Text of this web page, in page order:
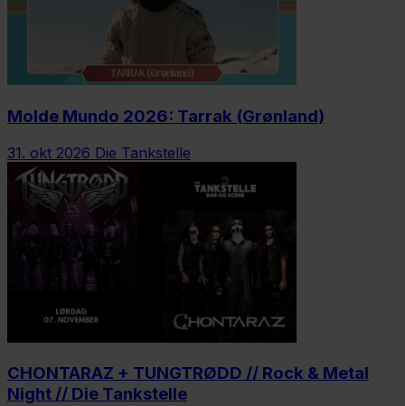
Molde Mundo 2026: Tarrak (Grønland)
31. okt 2026 Die Tankstelle
CHONTARAZ + TUNGTRØDD // Rock & Metal
Night // Die Tankstelle